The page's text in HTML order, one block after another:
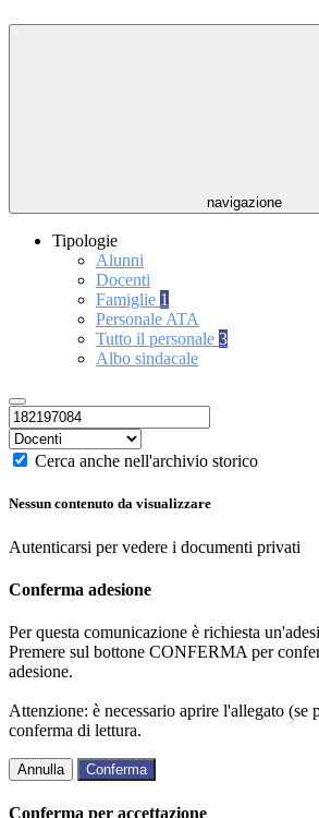
navigazione
Tipologie
Alunni
Docenti
Famiglie 1
Personale ATA
Tutto il personale 3
Albo sindacale
Cerca anche nell'archivio storico
Nessun contenuto da visualizzare
Autenticarsi per vedere i documenti privati
Conferma adesione
Per questa comunicazione è richiesta
Premere sul bottone CONFERMA per
adesione.
Attenzione: è necessario aprire l'allegato (se
conferma di lettura.
Annulla Conferma
Conferma per accettazione